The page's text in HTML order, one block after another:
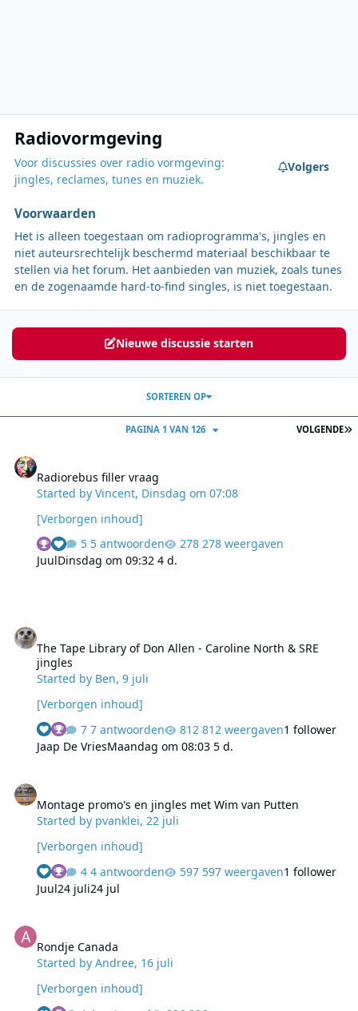
Radiovormgeving
Voor discussies over radio vormgeving:
jingles, reclames, tunes en muziek.
Volgers
Voorwaarden
Het is alleen toegestaan om radioprogramma's, jingles en
niet auteursrechtelijk beschermd materiaal beschikbaar te
stellen via het forum. Het aanbieden van muziek, zoals tunes
en de zogenaamde hard-to-find singles, is niet toegestaan.
Nieuwe discussie starten
VOLGENDE
PAGINA 1 VAN 126
SORTEREN OP
Radiorebus filler vraag
Started byVincent, Dinsdag om 07:08
[Verborgen inhoud]
5 antwoorden
278 weergaven
JuulDinsdag om 09:324 d.
The Tape Library of Don Allen - Caroline North & SRE
jingles
Started by Ben,9 juli
[Verborgen inhoud]
7 antwoorden
812 weergaven1 follower
Jaap De VriesMaandag om 08:035 d.
Montage promo's en jingles met Wim van Putten
Started by pvanklei,22 juli
[Verborgen inhoud]
4 antwoorden
597 weergaven1 follower
Juul24 juli24 jul
Rondje Canada
Started byAndree, 16 juli
[Verborgen inhoud]